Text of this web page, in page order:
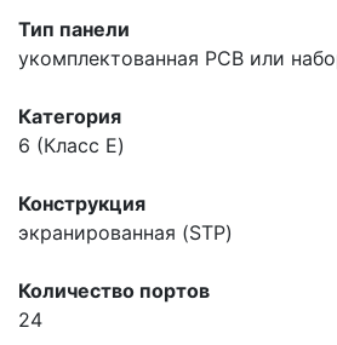
Тип панели
укомплектованная PCB или
Категория
6 (Класс E)
Конструкция
экранированная (STP)
Количество портов
24